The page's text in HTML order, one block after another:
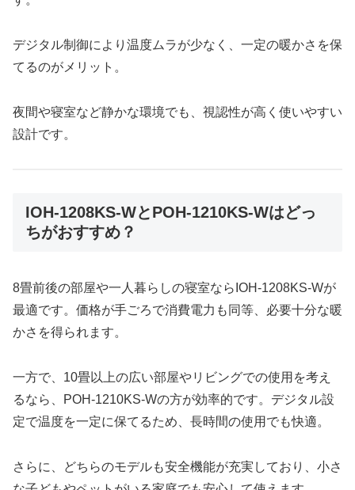
デジタル制御により温度ムラが少なく、一定の暖かさを保
てるのがメリット。
夜間や寝室など静かな環境でも、視認性が高く使いやすい
設計です。
IOH-1208KS-WとPOH-1210KS-Wはどっ
ちがおすすめ？
8畳前後の部屋や一人暮らしの寝室ならIOH-1208KS-Wが
最適です。価格が手ごろで消費電力も同等、必要十分な暖
かさを得られます。
一方で、10畳以上の広い部屋やリビングでの使用を考え
るなら、POH-1210KS-Wの方が効率的です。デジタル設
定で温度を一定に保てるため、長時間の使用でも快適。
さらに、どちらのモデルも安全機能が充実しており、小さ